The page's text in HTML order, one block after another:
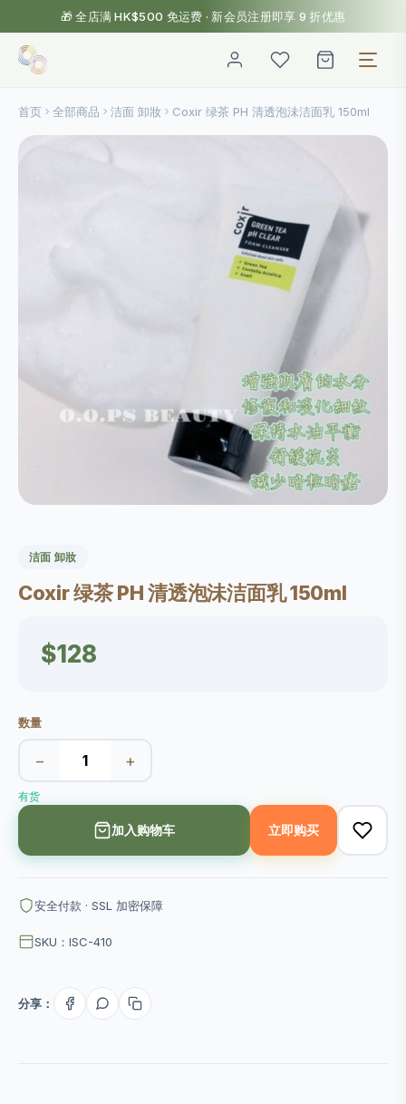
🎁 全店满 HK$500 免运费 · 新会员注册即享 9 折优惠
首页 全部商品 洁面 卸妝 Coxir 绿茶 PH 清透泡沬洁面乳 150ml
洁面 卸妝
Coxir 绿茶 PH 清透泡沬洁面乳 150ml
$128
数量
− +
有货
加入购物车 立即购买
安全付款 · SSL 加密保障
SKU：ISC-410
分享：